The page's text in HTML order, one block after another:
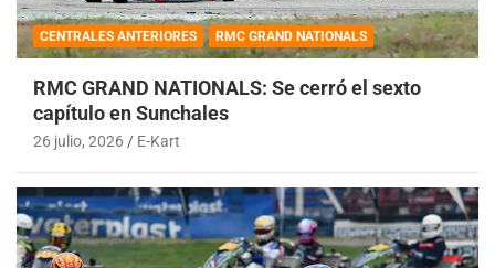
CENTRALES ANTERIORES RMC GRAND NATIONALS
RMC GRAND NATIONALS: Se cerró el sexto
capítulo en Sunchales
26 julio, 2026 E-Kart